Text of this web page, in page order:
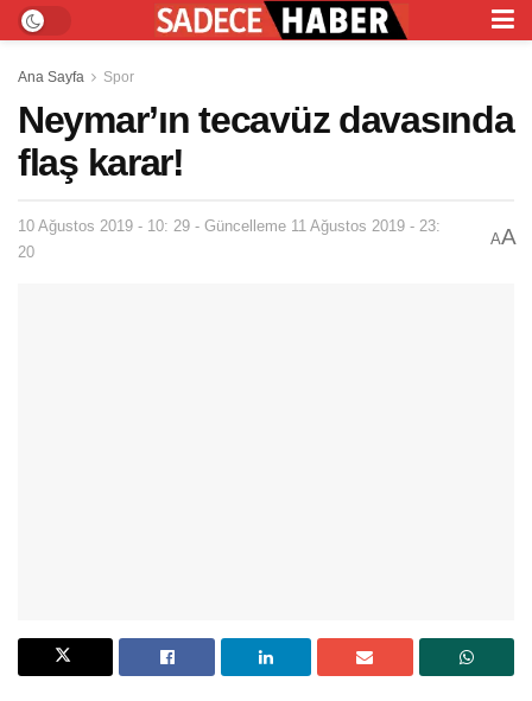
Ana Sayfa Spor
Neymar’ın tecavüz davasında
flaş karar!
10 Ağustos 2019 - 10: 29 - Güncelleme 11 Ağustos 2019 - 23:
20
AA